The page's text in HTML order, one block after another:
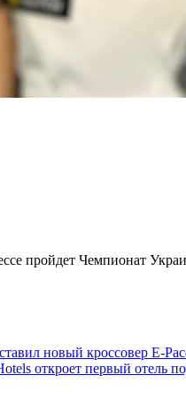
пройдет Чемпионат
новый кроссовер E-
откроет первый отель